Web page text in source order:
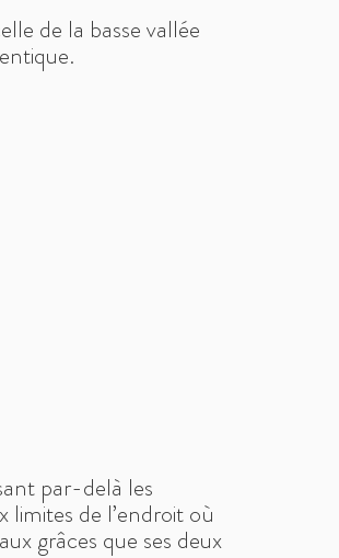
de la basse vallée
par-delà les
limites de l’endroit où
grâces que ses deux